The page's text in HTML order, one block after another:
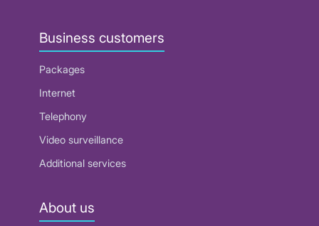
Business customers
Packages
Internet
Telephony
Video surveillance
Additional services
About us